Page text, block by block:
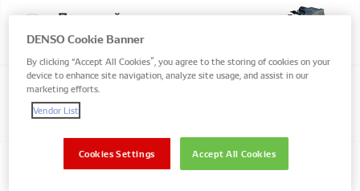
Паливний насос для
системи Common Rail
Форсунка для системи
Common Rail
DENSO Cookie Banner
By clicking “Accept All Cookies”, you agree to the storing of cookies on your
device to enhance site navigation, analyze site usage, and assist in our
marketing efforts.
Vendor List
Accept All Cookies
Cookies Settings